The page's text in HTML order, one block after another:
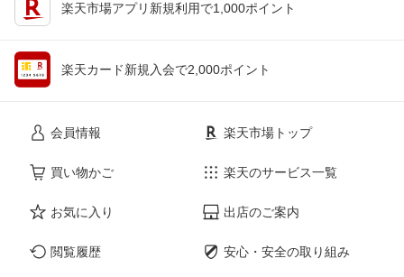
楽天市場アプリ新規利用で1,000ポイント
楽天カード新規入会で2,000ポイント
会員情報
買い物かご
お気に入り
閲覧履歴
楽天市場トップ
楽天のサービス一覧
出店のご案内
安心・安全の取り組み